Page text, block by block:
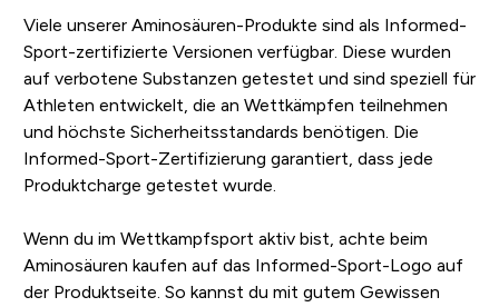
Viele unserer Aminosäuren-Produkte sind als Informed-
Sport-zertifizierte Versionen verfügbar. Diese wurden
auf verbotene Substanzen getestet und sind speziell für
Athleten entwickelt, die an Wettkämpfen teilnehmen
und höchste Sicherheitsstandards benötigen. Die
Informed-Sport-Zertifizierung garantiert, dass jede
Produktcharge getestet wurde.
Wenn du im Wettkampfsport aktiv bist, achte beim
Aminosäuren kaufen auf das Informed-Sport-Logo auf
der Produktseite. So kannst du mit gutem Gewissen